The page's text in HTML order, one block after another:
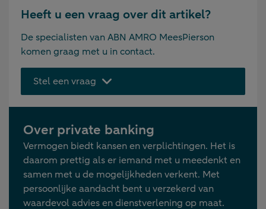
Heeft u een vraag over dit artikel?
De specialisten van ABN AMRO MeesPierson
komen graag met u in contact.
Stel een vraag
Over private banking
Vermogen biedt kansen en verplichtingen. Het is
daarom prettig als er iemand met u meedenkt en
samen met u de mogelijkheden verkent. Met
persoonlijke aandacht bent u verzekerd van
waardevol advies en dienstverlening op maat.